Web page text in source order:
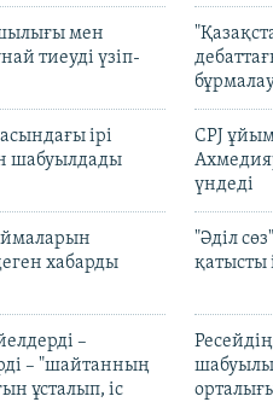
мен
тиеуді үзіп-
ірі
шабуылдады
CPJ
үндеді
хабарды
"Әділ
қатысты
–
– "шайтанның
ұсталып, іс